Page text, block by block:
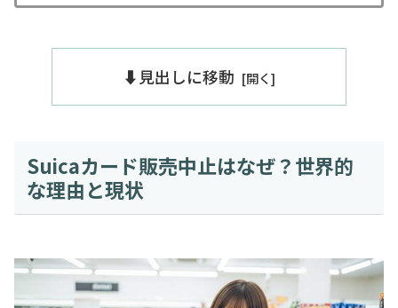
⬇️見出しに移動
Suicaカード販売中止はなぜ？世界的
な理由と現状